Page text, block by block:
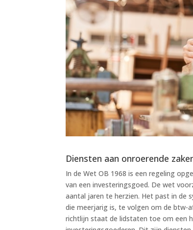
Diensten aan onroerende
In de Wet OB 1968 is een regeling
van een investeringsgoed. De wet
aantal jaren te herzien. Het past in de
die meerjarig is, te volgen om de btw-
richtlijn staat de lidstaten toe om een